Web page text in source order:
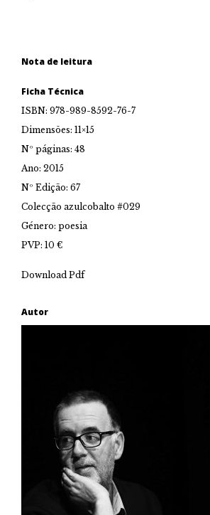
Nota de leitura
Ficha Técnica
ISBN: 978-989-8592-76-7
Dimensões: 11×15
Nº páginas: 48
Ano: 2015
Nº Edição: 67
Colecção azulcobalto #029
Género: poesia
PVP: 10 €
Download Pdf
Autor